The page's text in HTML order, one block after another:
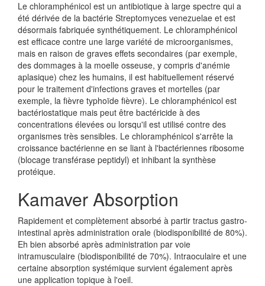
Le chloramphénicol est un antibiotique à large spectre qui a
été dérivée de la bactérie Streptomyces venezuelae et est
désormais fabriquée synthétiquement. Le chloramphénicol
est efficace contre une large variété de microorganismes,
mais en raison de graves effets secondaires (par exemple,
des dommages à la moelle osseuse, y compris d'anémie
aplasique) chez les humains, il est habituellement réservé
pour le traitement d'infections graves et mortelles (par
exemple, la fièvre typhoïde fièvre). Le chloramphénicol est
bactériostatique mais peut être bactéricide à des
concentrations élevées ou lorsqu'il est utilisé contre des
organismes très sensibles. Le chloramphénicol s'arrête la
croissance bactérienne en se liant à l'bactériennes ribosome
(blocage transférase peptidyl) et inhibant la synthèse
protéique.
Kamaver Absorption
Rapidement et complètement absorbé à partir tractus gastro-
intestinal après administration orale (biodisponibilité de 80%).
Eh bien absorbé après administration par voie
intramusculaire (biodisponibilité de 70%). Intraoculaire et une
certaine absorption systémique survient également après
une application topique à l'oeil.